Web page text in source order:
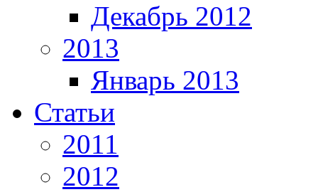
Декабрь 2012
2013
Январь 2013
Статьи
2011
2012